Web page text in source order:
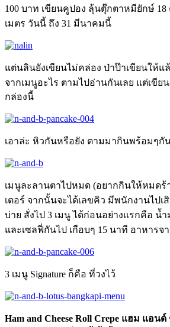
100 บาท เขียนคูปอง ลุ้นตุ๊กตาหมียักษ์ 18
เมตร วันนี้ ถึง 31 มีนาคมนี้
แต่นลินยังเขียนไม่คล่อง ป่าป๊าเขียนให้แ
จากเมนูอะไร ตามไปอ่านกันเลย แต่เขีย
กล่องนี้
เอาล่ะ หิวกันหรือยัง ตามมากินพร้อมๆกัน
เมนูละลานตาไปหมด (อยากกินให้หมดร้
เตอร์ จากนั้นจะได้เลขคิว มีพนักงานไปเ
บ่าย สั่งไป 3 เมนู ได้ก่อนอย่างแรกคือ น้
และเซลฟี่กันไป เกือบๆ 15 นาที อาหารจ
3 เมนู Signature ก็คือ ที่วงไว้
Ham and Cheese Roll Crepe แฮม แอนด์